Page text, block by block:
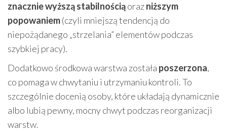
znacznie wyższą stabilnościąorazniższym
popowaniem(czyli mniejszą tendencją do
niepożądanego „strzelania” elementów podczas
szybkiej pracy).
Dodatkowo środkowa warstwa została poszerzona,
co pomaga w chwytaniu i utrzymaniu kontroli. To
szczególnie docenią osoby, które układają dynamicznie
albo lubią pewny, mocny chwyt podczas reorganizacji
warstw.